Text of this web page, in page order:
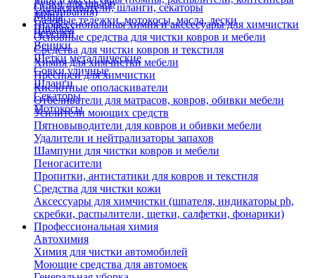
Ручки для швабр
Мопы
Швабры
Опрыскиватели, шланги, секаторы
Садовые тележки, мотокосы, масла, лески
Черенки
Веники
Щетки металлические
Совки уличные
Шланги
Секаторы
Мотокосы
замачивания)
Профессиональная химия и акссесуары для химчистки
Основные средства для чистки ковров и мебели
Средства для чистки ковров и текстиля
Химия для химчистки мебели
Преспреи для химчистки
Кислотные ополаскиватели
Отбеливатели для матрасов, ковров, обивки мебели
Усилители моющих средств
Пятновыводители для ковров и обивки мебели
Удалители и нейтрализаторы запахов
Шампуни для чистки ковров и мебели
Пеногасители
Пропитки, антистатики для ковров и текстиля
Средства для чистки кожи
Аксессуары для химчистки (шпателя, индикаторы ph,
скребки, распылители, щетки, салфетки, фонарики)
Профессиональная химия
Автохимия
Химия для чистки автомобилей
Моющие средства для автомоек